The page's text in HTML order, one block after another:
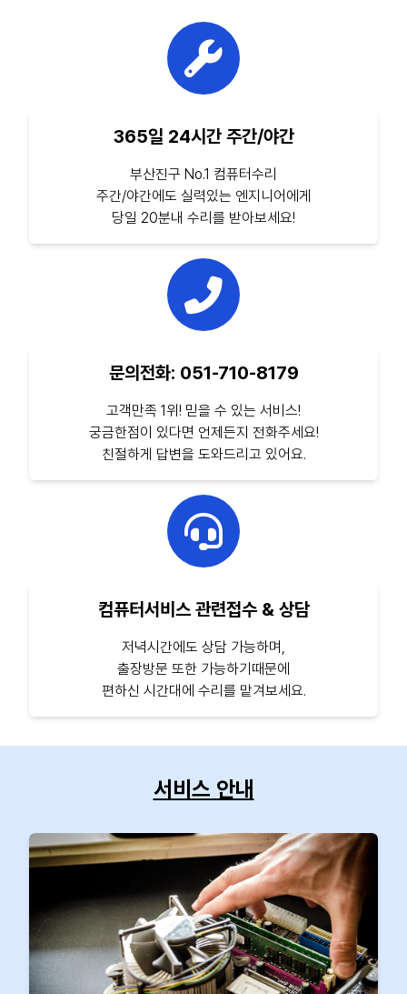
365일 24시간 주간/야간
부산진구 No.1 컴퓨터수리
주간/야간에도 실력있는 엔지니어에게
당일 20분내 수리를 받아보세요!
문의전화: 051-710-8179
고객만족 1위! 믿을 수 있는 서비스!
궁금한점이 있다면 언제든지 전화주세요!
친절하게 답변을 도와드리고 있어요.
컴퓨터서비스 관련접수 & 상담
저녁시간에도 상담 가능하며,
출장방문 또한 가능하기때문에
편하신 시간대에 수리를 맡겨보세요.
서비스 안내